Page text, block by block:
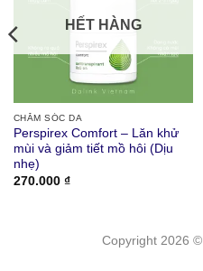
HẾT HÀNG
CHĂM SÓC DA
Perspirex Comfort – Lăn khử
mùi và giảm tiết mồ hôi (Dịu
nhẹ)
270.000 ₫
Copyright 2026 ©